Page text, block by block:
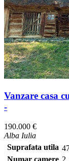
Vanzare casa
-
190.000 €
Alba Iulia
Suprafata utila
Numar camere 2